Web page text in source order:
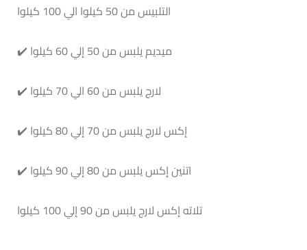
التلبيس من 50 كيلوا الي 100 كيلوا
✔️ ميديم يلبس من 50 إلي 60 كيلوا
✔️ لارج يلبس من 60 الي 70 كيلوا
✔️ إكس لارج يلبس من 70 إلي 80 كيلوا
✔️ اتنين إكس يلبس من 80 إلي 90 كيلوا
تلاته إكس لارج يلبس من 90 إلي 100 كيلوا